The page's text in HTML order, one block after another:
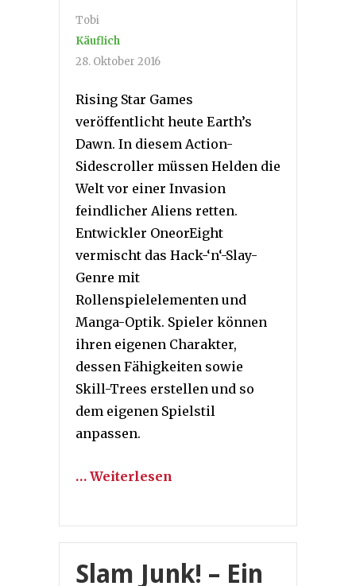
Tobi
Käuflich
28. Oktober 2016
Rising Star Games
veröffentlicht heute Earth’s
Dawn. In diesem Action-
Sidescroller müssen Helden die
Welt vor einer Invasion
feindlicher Aliens retten.
Entwickler OneorEight
vermischt das Hack-‘n‘-Slay-
Genre mit
Rollenspielelementen und
Manga-Optik. Spieler können
ihren eigenen Charakter,
dessen Fähigkeiten sowie
Skill-Trees erstellen und so
dem eigenen Spielstil
anpassen.
… Weiterlesen
Slam Junk! – Ein